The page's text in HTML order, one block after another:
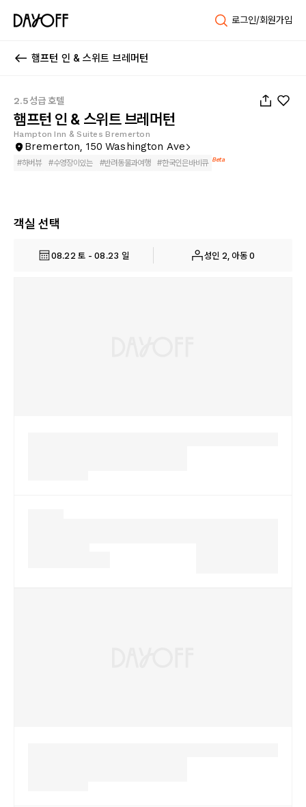
로그인/회원가입
햄프턴 인 & 스위트 브레머턴
2.5성급 호텔
햄프턴 인 & 스위트 브레머턴
Hampton Inn & Suites Bremerton
Bremerton, 150 Washington Ave
#하버뷰 #수영장이있는 #반려동물과여행 #한국인은바비큐 Beta
객실 선택
08.22 토 - 08.23 일 성인 2, 아동 0